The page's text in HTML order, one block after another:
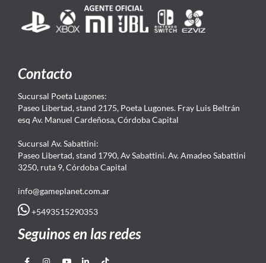
Contacto
Sucursal Poeta Lugones:
Paseo Libertad, stand 2175, Poeta Lugones. Fray Luis Beltrán
esq Av. Manuel Cardeñosa, Córdoba Capital
Sucursal Av. Sabattini:
Paseo Libertad, stand 1790, Av Sabattini. Av. Amadeo Sabattini
3250, ruta 9, Córdoba Capital
info@gameplanet.com.ar
+5493515290353
Seguinos en las redes